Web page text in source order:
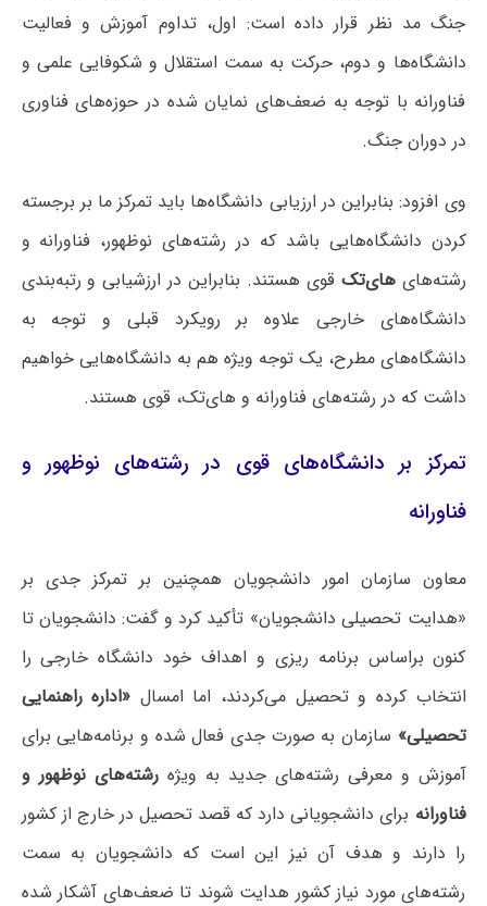
جنگ مد نظر قرار داده است: اول، تداوم آموزش و فعالیت
دانشگاه‌ها و دوم، حرکت به سمت استقلال و شکوفایی علمی و
فناورانه با توجه به ضعف‌های نمایان شده در حوزه‌های فناوری
در دوران جنگ.
وی افزود: بنابراین در ارزیابی دانشگاه‌ها باید تمرکز ما بر برجسته
کردن دانشگاه‌هایی باشد که در رشته‌های نوظهور، فناورانه و
رشته‌هایهای‌تک قوی هستند. بنابراین در ارزشیابی و رتبه‌بندی
دانشگاه‌های خارجی علاوه بر رویکرد قبلی و توجه به
دانشگاه‌های مطرح، یک توجه ویژه هم به دانشگاه‌هایی خواهیم
داشت که در رشته‌های فناورانه و های‌تک، قوی هستند.
تمرکز بر دانشگاه‌های قوی در رشته‌های نوظهور و
فناورانه
معاون سازمان امور دانشجویان همچنین بر تمرکز جدی بر
«هدایت تحصیلی دانشجویان» تأکید کرد و گفت: دانشجویان تا
کنون براساس برنامه ریزی و اهداف خود دانشگاه خارجی را
انتخاب کرده و تحصیل می‌کردند، اما امسال «اداره راهنمایی
تحصیلی» سازمان به صورت جدی فعال شده و برنامه‌هایی برای
آموزش و معرفی رشته‌های جدید به ویژهرشته‌های نوظهور و
فناورانه برای دانشجویانی دارد که قصد تحصیل در خارج از کشور
را دارند و هدف آن نیز این است که دانشجویان به سمت
رشته‌های مورد نیاز کشور هدایت شوند تا ضعف‌های آشکار شده